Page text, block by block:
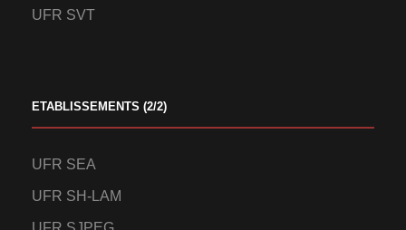
UFR SVT
ETABLISSEMENTS (2/2)
UFR SEA
UFR SH-LAM